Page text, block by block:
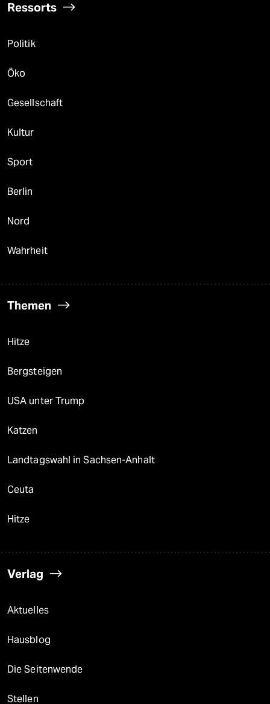
Ressorts
Politik
Öko
Gesellschaft
Kultur
Sport
Berlin
Nord
Wahrheit
Themen
Hitze
Bergsteigen
USA unter Trump
Katzen
Landtagswahl in Sachsen-Anhalt
Ceuta
Hitze
Verlag
Aktuelles
Hausblog
Die Seitenwende
Stellen